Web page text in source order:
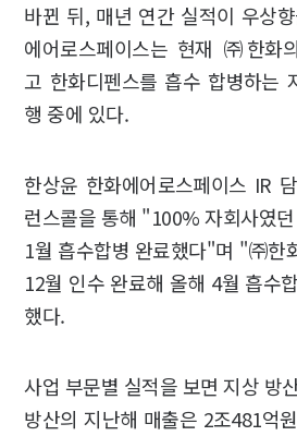
바뀐 뒤, 매년 연간 실적이 우상
에어로스페이스는 현재 ㈜한화
고 한화디펜스를 흡수 합병하는
행 중에 있다.
한상윤 한화에어로스페이스 IR
런스콜을 통해 "100% 자회사였
1월 흡수합병 완료했다"며 "㈜한
12월 인수 완료해 올해 4월 흡수
했다.
사업 부문별 실적을 보면 지상 방
방산의 지난해 매출은 2조481억